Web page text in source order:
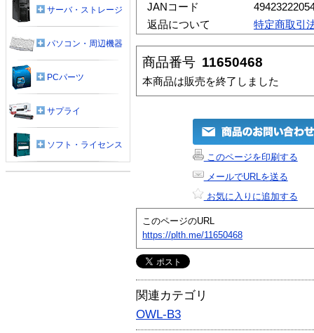
JANコード
返品について
特定商取引
商品番号 11650468
本商品は販売を終了しました
このページを印刷する
メールでURLを送る
お気に入りに追加する
このページのURL
https://plth.me/11650468
関連カテゴリ
OWL-B3
サーバ・ストレージ
パソコン・周辺機器
PCパーツ
サプライ
ソフト・ライセンス